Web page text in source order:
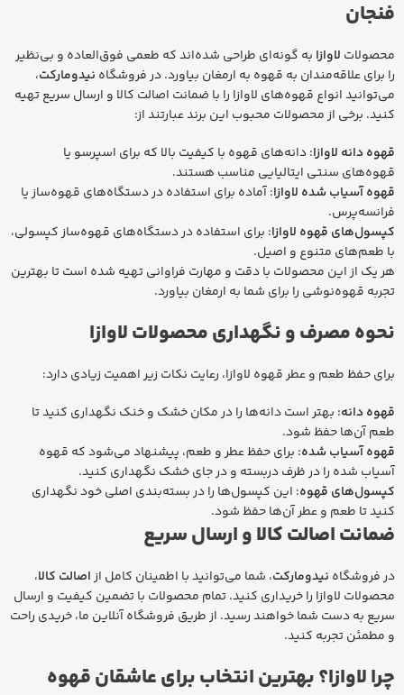
فنجان
محصولات لاوازا به گونه‌ای طراحی شده‌اند که طعمی فوق‌العاده و بی‌نظیر
را برای علاقه‌مندان به قهوه به ارمغان بیاورد. در فروشگاه نیدومارکت،
می‌توانید انواع قهوه‌های لاوازا را با ضمانت اصالت کالا و ارسال سریع تهیه
کنید. برخی از محصولات محبوب این برند عبارتند از:
قهوه دانه لاوازا: دانه‌های قهوه با کیفیت بالا که برای اسپرسو یا
قهوه‌های سنتی ایتالیایی مناسب هستند.
قهوه آسیاب شده لاوازا: آماده برای استفاده در دستگاه‌های قهوه‌ساز یا
فرانسه‌پرس.
کپسول‌های قهوه لاوازا: برای استفاده در دستگاه‌های قهوه‌ساز کپسولی،
با طعم‌های متنوع و اصیل.
هر یک از این محصولات با دقت و مهارت فراوانی تهیه شده است تا بهترین
تجربه قهوه‌نوشی را برای شما به ارمغان بیاورد.
نحوه مصرف و نگهداری محصولات لاوازا
برای حفظ طعم و عطر قهوه لاوازا، رعایت نکات زیر اهمیت زیادی دارد:
قهوه دانه: بهتر است دانه‌ها را در مکان خشک و خنک نگهداری کنید تا
طعم آن‌ها حفظ شود.
قهوه آسیاب شده: برای حفظ عطر و طعم، پیشنهاد می‌شود که قهوه
آسیاب شده را در ظرف دربسته و در جای خشک نگهداری کنید.
کپسول‌های قهوه: این کپسول‌ها را در بسته‌بندی اصلی خود نگهداری
کنید تا طعم و عطر آن‌ها حفظ شود.
ضمانت اصالت کالا و ارسال سریع
در فروشگاه نیدومارکت، شما می‌توانید با اطمینان کامل ازاصالت کالا،
محصولات لاوازا را خریداری کنید. تمام محصولات با تضمین کیفیت و ارسال
سریع به دست شما خواهند رسید. از طریق فروشگاه آنلاین ما، خریدی راحت
و مطمئن تجربه کنید.
چرا لاوازا؟ بهترین انتخاب برای عاشقان قهوه